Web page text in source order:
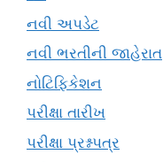
નવી અપડેટ
નવી ભરતીની જાહેરાત
નોટિફિકેશન
પરીક્ષા તારીખ
પરીક્ષા પ્રશ્નપત્ર